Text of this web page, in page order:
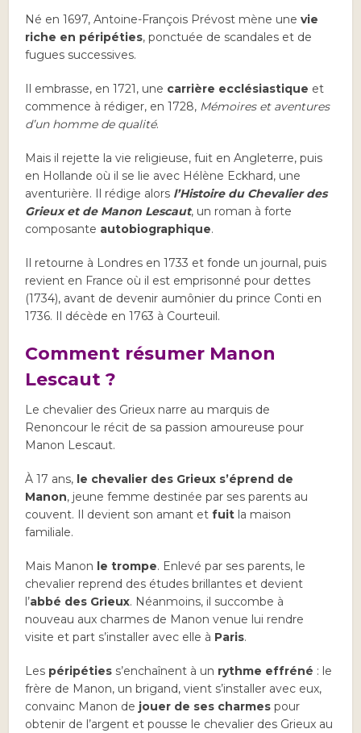
Né en 1697, Antoine-François Prévost mène unevie
riche en péripéties, ponctuée de scandales et de
fugues successives.
Il embrasse, en 1721, une carrière ecclésiastique et
commence à rédiger, en 1728, Mémoires et aventures
d’un homme de qualité.
Mais il rejette la vie religieuse, fuit en Angleterre, puis
en Hollande où il se lie avec Hélène Eckhard, une
aventurière. Il rédige alors l’Histoire du Chevalier des
Grieux et de Manon Lescaut, un roman à forte
composante autobiographique.
Il retourne à Londres en 1733 et fonde un journal, puis
revient en France où il est emprisonné pour dettes
(1734), avant de devenir aumônier du prince Conti en
1736. Il décède en 1763 à Courteuil.
Comment résumer Manon
Lescaut ?
Le chevalier des Grieux narre au marquis de
Renoncour le récit de sa passion amoureuse pour
Manon Lescaut.
À 17 ans, le chevalier des Grieux s’éprend de
Manon, jeune femme destinée par ses parents au
couvent. Il devient son amant etfuit la maison
familiale.
Mais Manon le trompe. Enlevé par ses parents, le
chevalier reprend des études brillantes et devient
l’abbé des Grieux. Néanmoins, il succombe à
nouveau aux charmes de Manon venue lui rendre
visite et part s’installer avec elle à Paris.
Les péripéties s’enchaînent à un rythme effréné : le
frère de Manon, un brigand, vient s’installer avec eux,
convainc Manon de jouer de ses charmes pour
obtenir de l’argent et pousse le chevalier des Grieux au